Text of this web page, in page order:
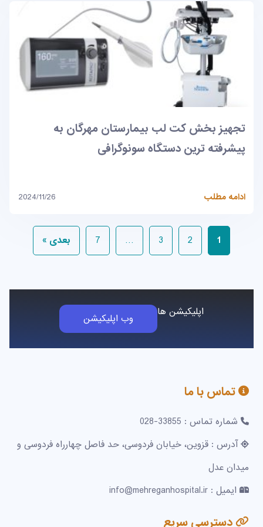
تجهیز بخش کت لب بیمارستان مهرگان به
پیشرفته ترین دستگاه سونوگرافی
ادامه مطلب 2024/11/26
1
2
3
…
7 بعدی »
اپلیکیشن ها وب اپلیکیشن
تماس با ما
شماره تماس : 33855-028
آدرس : قزوین، خیابان فردوسی، حد فاصل چهارراه فردوسی و
میدان عدل
ایمیل : info@mehreganhospital.ir
دسترسی سریع